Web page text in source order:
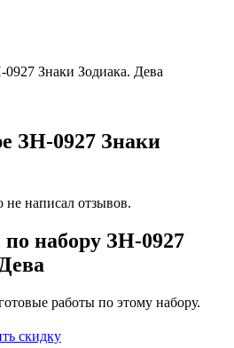
Знаки Зодиака. Дева
ЗН-0927 Знаки
написал отзывов.
набору ЗН-0927
работы по этому набору.
скидку